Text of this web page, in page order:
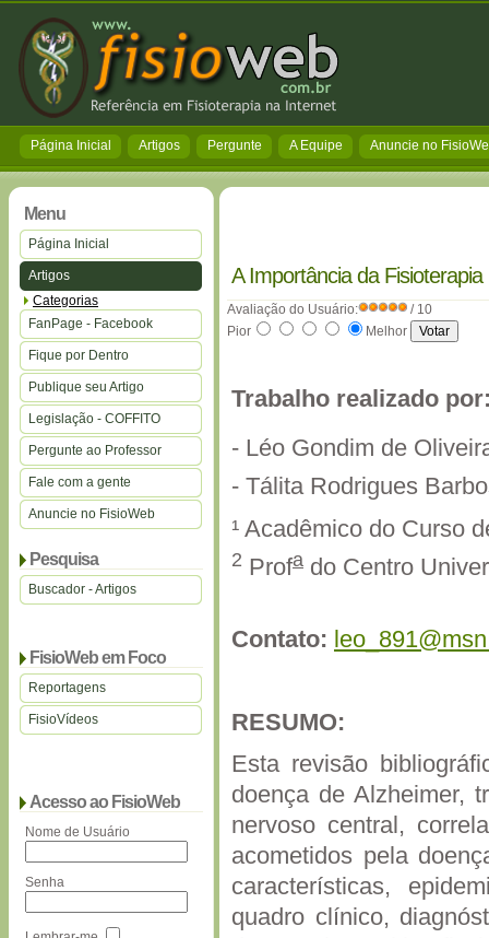
Página Inicial Artigos Pergunte A Equipe Anuncie no
Menu
Página Inicial
Artigos
Categorias
FanPage - Facebook
Fique por Dentro
Publique seu Artigo
Legislação - COFFITO
Pergunte ao Professor
Fale com a gente
Anuncie no FisioWeb
Pesquisa
Buscador - Artigos
FisioWeb em Foco
Reportagens
FisioVídeos
Acesso ao FisioWeb
Nome de Usuário
Senha
A Importância da
Avaliação do Usuário:
/ 10
Pior
Melhor
Trabalho realizado
- Léo Gondim de
- Tálita Rodrigues
¹ Acadêmico do Curso
2 Profa do Centro
Contato:
RESUMO:
Esta revisão
doença de Alzheimer,
nervoso central,
acometidos pela
características,
quadro clínico,